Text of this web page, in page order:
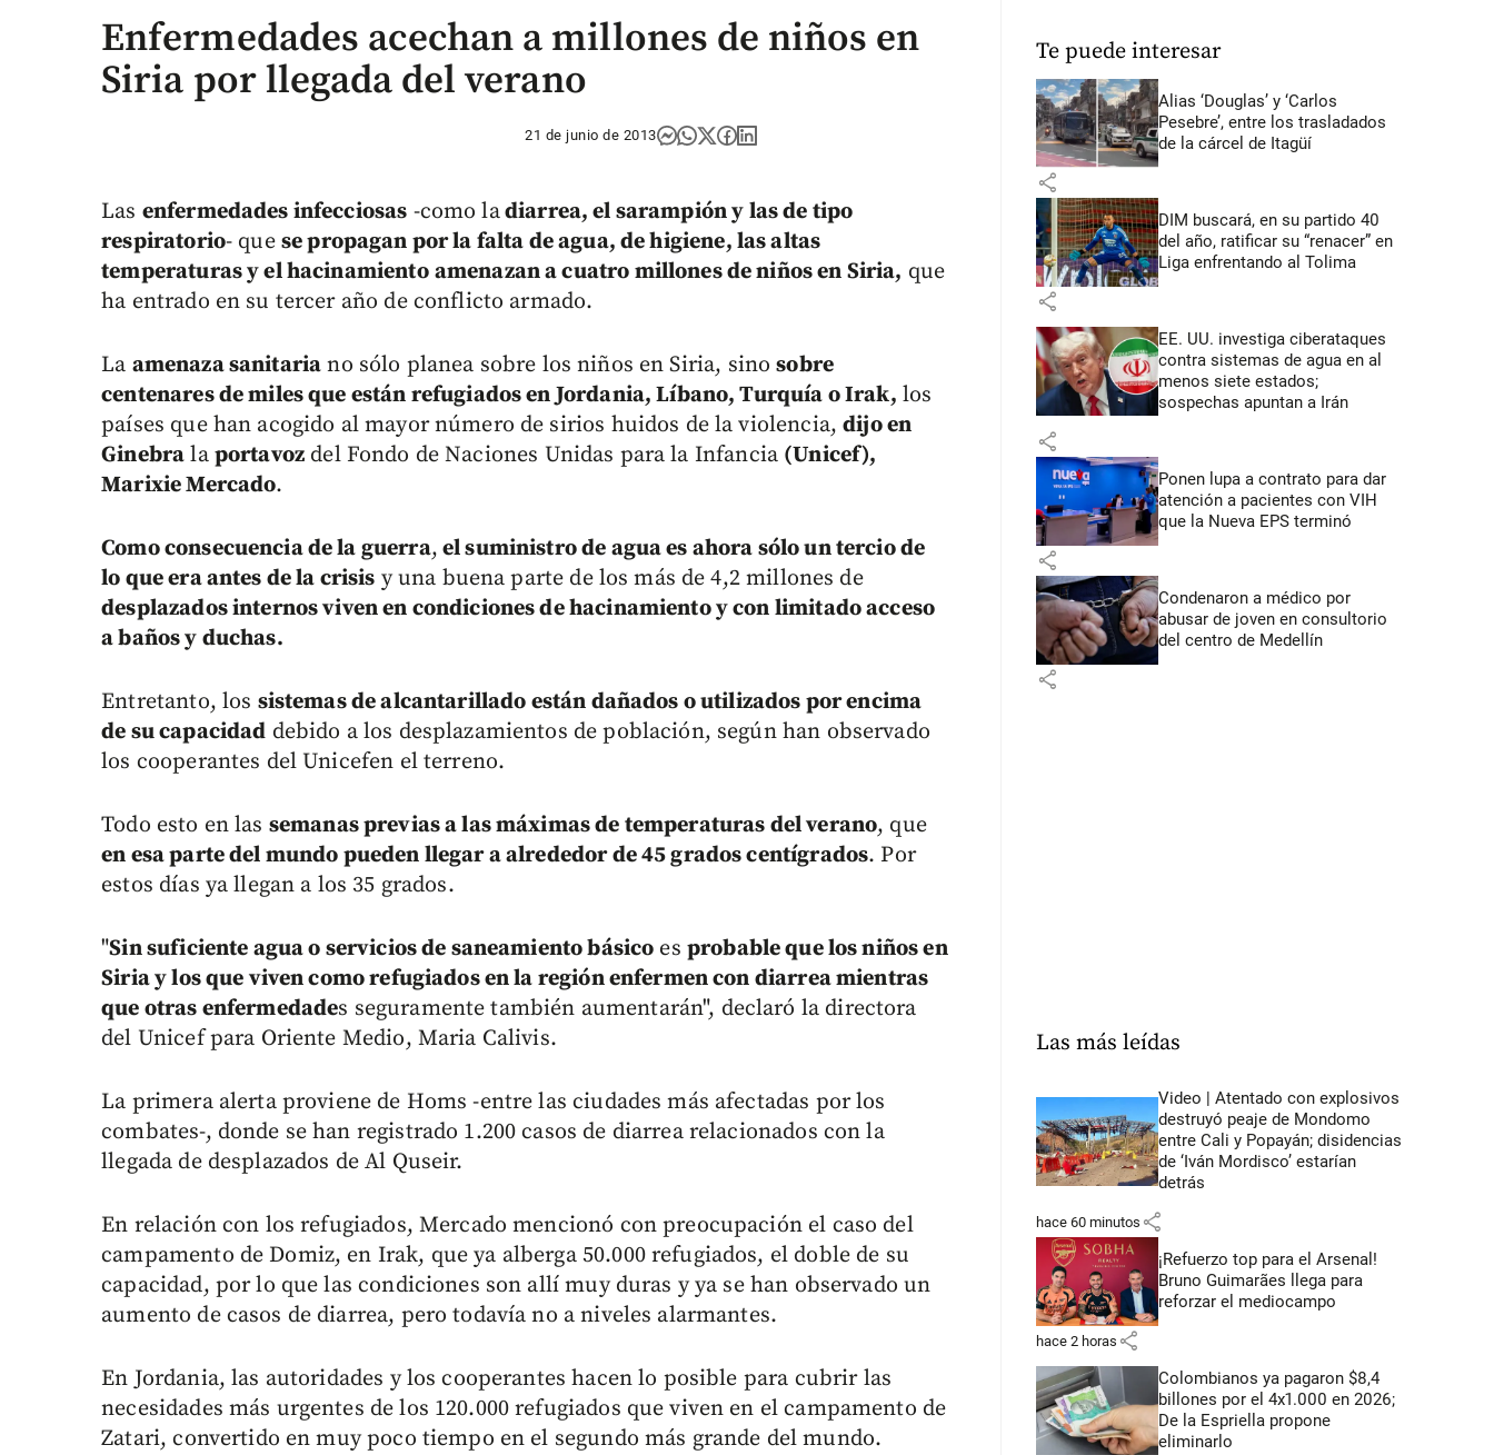
Enfermedades acechan a millones de niños en
Siria por llegada del verano
21 de junio de 2013
Las enfermedades infecciosas -como ladiarrea, el sarampión y las de tipo
respiratorio- que se propagan por la falta de agua, de higiene, las altas
temperaturas y el hacinamiento amenazan a cuatro millones de niños en Siria, que
ha entrado en su tercer año de conflicto armado.
La amenaza sanitaria no sólo planea sobre los niños en Siria, sinosobre
centenares de miles que están refugiados en Jordania, Líbano, Turquía o Irak, los
países que han acogido al mayor número de sirios huidos de la violencia,dijo en
Ginebra la portavoz del Fondo de Naciones Unidas para la Infancia (Unicef),
Marixie Mercado.
Como consecuencia de la guerra, el suministro de agua es ahora sólo un tercio de
lo que era antes de la crisis y una buena parte de los más de 4,2 millones de
desplazados internos viven en condiciones de hacinamiento y con limitado acceso
a baños y duchas.
Entretanto, los sistemas de alcantarillado están dañados o utilizados por encima
de su capacidad debido a los desplazamientos de población, según han observado
los cooperantes del Unicefen el terreno.
Todo esto en las semanas previas a las máximas de temperaturas del verano, que
en esa parte del mundo pueden llegar a alrededor de 45 grados centígrados. Por
estos días ya llegan a los 35 grados.
"Sin suficiente agua o servicios de saneamiento básico es probable que los niños en
Siria y los que viven como refugiados en la región enfermen con diarrea mientras
que otras enfermedades seguramente también aumentarán", declaró la directora
del Unicef para Oriente Medio, Maria Calivis.
La primera alerta proviene de Homs -entre las ciudades más afectadas por los
combates-, donde se han registrado 1.200 casos de diarrea relacionados con la
llegada de desplazados de Al Quseir.
En relación con los refugiados, Mercado mencionó con preocupación el caso del
campamento de Domiz, en Irak, que ya alberga 50.000 refugiados, el doble de su
capacidad, por lo que las condiciones son allí muy duras y ya se han observado un
aumento de casos de diarrea, pero todavía no a niveles alarmantes.
En Jordania, las autoridades y los cooperantes hacen lo posible para cubrir las
necesidades más urgentes de los 120.000 refugiados que viven en el campamento de
Zatari, convertido en muy poco tiempo en el segundo más grande del mundo.
Te puede interesar
Alias ‘Douglas’ y ‘Carlos
Pesebre’, entre los trasladados
de la cárcel de Itagüí
share
DIM buscará, en su partido 40
del año, ratificar su “renacer” en
Liga enfrentando al Tolima
share
EE. UU. investiga ciberataques
contra sistemas de agua en al
menos siete estados;
sospechas apuntan a Irán
share
Ponen lupa a contrato para dar
atención a pacientes con VIH
que la Nueva EPS terminó
share
Condenaron a médico por
abusar de joven en consultorio
del centro de Medellín
share
Las más leídas
Video | Atentado con explosivos
destruyó peaje de Mondomo
entre Cali y Popayán; disidencias
de ‘Iván Mordisco’ estarían
detrás
hace 60 minutos share
¡Refuerzo top para el Arsenal!
Bruno Guimarães llega para
reforzar el mediocampo
hace 2 horas share
Colombianos ya pagaron $8,4
billones por el 4x1.000 en 2026;
De la Espriella propone
eliminarlo